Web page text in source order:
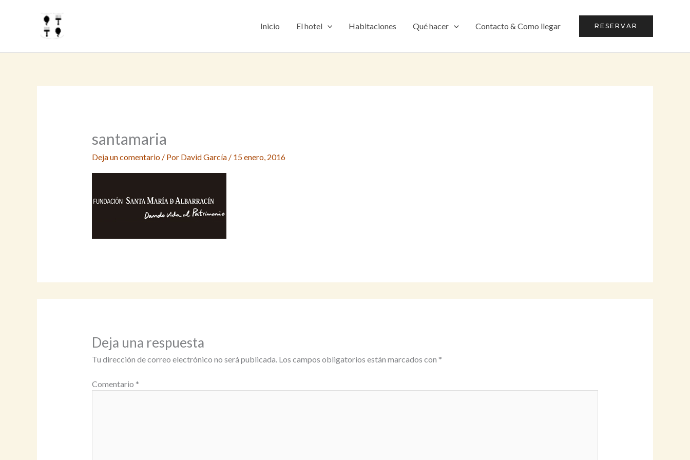
Inicio El hotel Habitaciones Qué hacer Contacto & Como llegar RESERVAR
santamaria
Deja un comentario / Por David García / 15 enero, 2016
Deja una respuesta
Tu dirección de correo electrónico no será publicada. Los campos obligatorios están marcados con *
Comentario *